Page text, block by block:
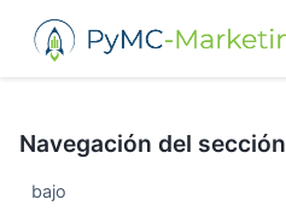
Navegación del sección
bajo